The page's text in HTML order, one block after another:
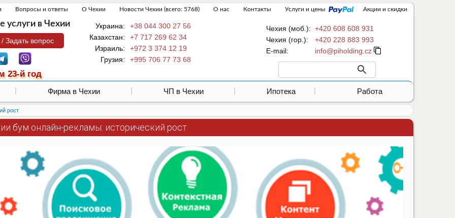
Вопросы и ответы О Чехии Новости Чехии (всего: 5768) О нас Контакты Услуги и цены Акции и скидки
Задать вопрос
23-й год
услуги в Чехии Чехия (моб.): +420 608 608 931
Чехия (гор.):
+420 228 883 993
Е-mail:
Украина:
+38 044 300 27 56
Казахстан:
+7 717 269 62 34
Израиль:
+972 3 374 12 19
Грузия:
+995 706 77 73 68
Фирма в Чехии ЧП в Чехии Ипотека Работа
рост
бум онлайн-рекламы: исторический рост